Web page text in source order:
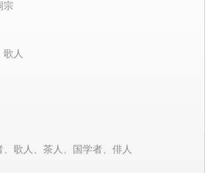
宗
歌人
、歌人、茶人、国学者、俳人